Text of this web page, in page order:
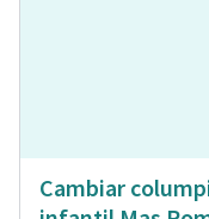
Cambiar